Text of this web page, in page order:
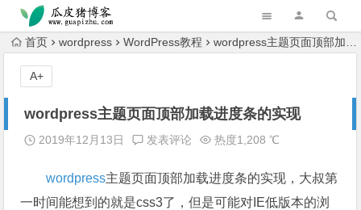
跳转到主内容
首页 wordpress WordPress教程 wordpress主题页面顶部加载进度条的实现
wordpress主题页面顶部加载进度条的实现
2019年12月13日 发表评论 热度1,208 ℃
wordpress主题页面顶部加载进度条的实现，大叔第
一时间能想到的就是css3了，但是可能对IE低版本的浏
A+